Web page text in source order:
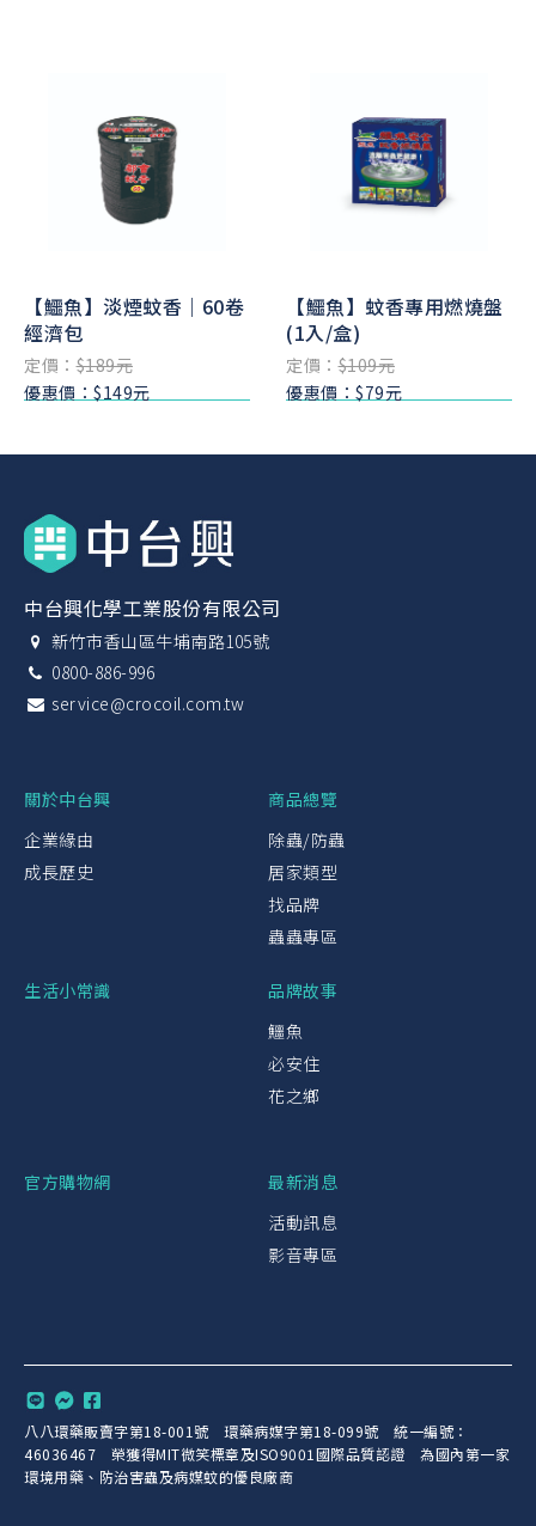
【鱷魚】淡煙蚊香｜60卷
經濟包
定價：$189元
優惠價：$149元
【鱷魚】蚊香專用燃燒盤
(1入/盒)
定價：$109元
優惠價：$79元
中台興化學工業股份有限公司
新竹市香山區牛埔南路105號
0800-886-996
service@crocoil.com.tw
關於中台興
企業緣由
成長歷史
商品總覽
除蟲/防蟲
居家類型
找品牌
蟲蟲專區
生活小常識
品牌故事
鱷魚
必安住
花之鄉
官方購物網
最新消息
活動訊息
影音專區
八八環藥販賣字第18-001號 環藥病媒字第18-099號 統一編號：
46036467 榮獲得MIT微笑標章及ISO9001國際品質認證 為國內第一家
環境用藥、防治害蟲及病媒蚊的優良廠商